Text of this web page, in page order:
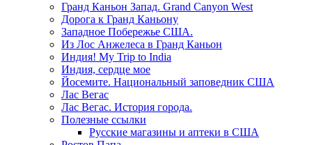
Гранд Каньон Запад. Grand Canyon West
Дорога к Гранд Каньону
Западное Побережье США.
Из Лос Анжелеса в Гранд Каньон
Индия! My Trip to India
Индия, сердце мое
Йосемите. Национальный заповедник США
Лас Вегас
Лас Вегас. История города.
Полезные ссылки
Русские магазины и аптеки в США